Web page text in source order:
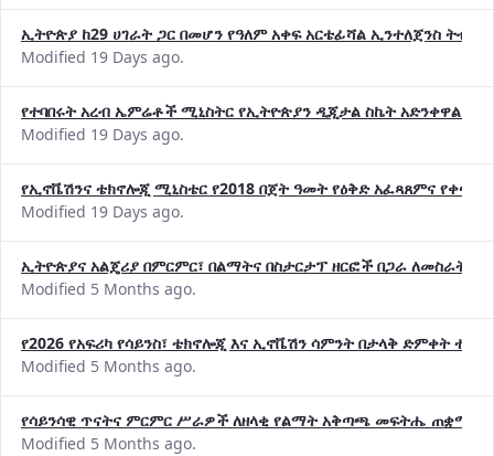
ኢትዮጵያ ከ29 ሀገራት ጋር በመሆን የዓለም አቀፍ አርቴፊሻል ኢንተለጀንስ
Modified 19 Days ago.
የተባበሩት አረብ ኤምሬቶች ሚኒስትር የኢትዮጵያን ዲጂታል ስኬት አድንቀዋል
Modified 19 Days ago.
የኢኖቬሽንና ቴክኖሎጂ ሚኒስቴር የ2018 በጀት ዓመት የዕቅድ አፈጻጸምና
Modified 19 Days ago.
ኢትዮጵያና አልጄሪያ በምርምር፣ በልማትና በስታርታፕ ዘርፎች በጋራ ለመስራት
Modified 5 Months ago.
የ2026 የአፍሪካ የሳይንስ፣ ቴክኖሎጂ እና ኢኖቬሽን ሳምንት በታላቅ ድምቀት
Modified 5 Months ago.
የሳይንሳዊ ጥናትና ምርምር ሥራዎች ለዘላቂ የልማት አቅጣጫ መፍትሔ ጠቋሚ
Modified 5 Months ago.